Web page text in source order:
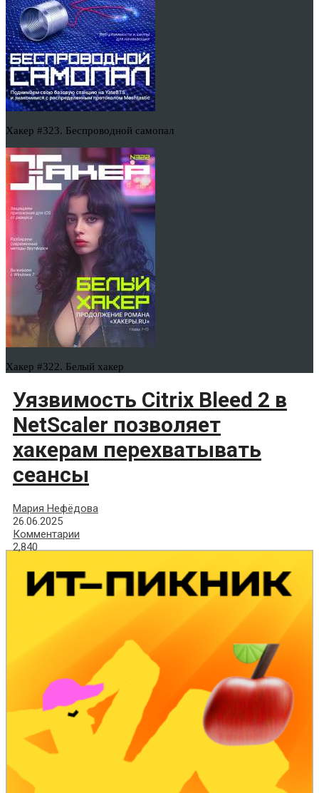
Хакер #323. Беспроводной самопал
Хакер #322. Белый хакер
Уязвимость Citrix Bleed 2 в
NetScaler позволяет
хакерам перехватывать
сеансы
Мария Нефёдова
26.06.2025
Комментарии
2,840